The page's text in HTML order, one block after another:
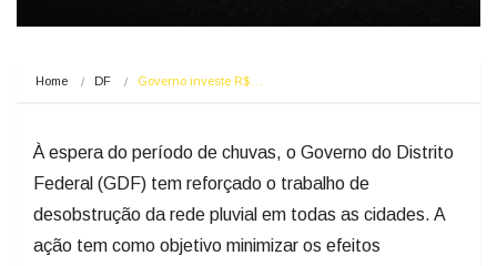
Home DF Governo investe R$…
À espera do período de chuvas, o Governo do Distrito
Federal (GDF) tem reforçado o trabalho de
desobstrução da rede pluvial em todas as cidades. A
ação tem como objetivo minimizar os efeitos